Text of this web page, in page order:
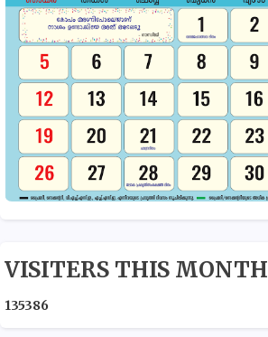
VISITERS THIS MONTH
135386